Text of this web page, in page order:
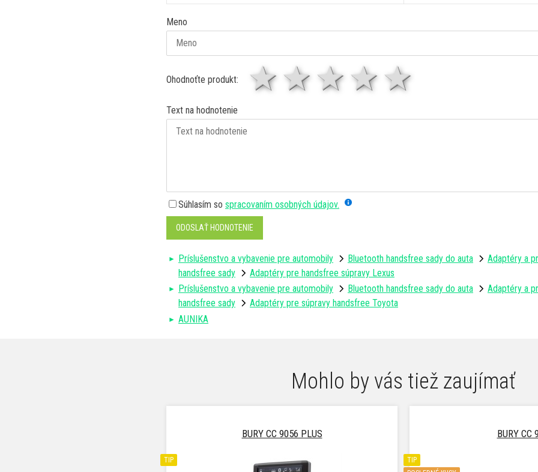
Meno
Ohodnoťte produkt: 4 hviezdy
3 hviezdy
2 hviezdy
1 hviezda
Text na hodnotenie
Súhlasím so spracovaním osobných údajov.
ODOSLAŤ HODNOTENIE
Príslušenstvo a vybavenie pre automobily Bluetooth handsfree sady do auta
Adaptéry a
handsfree sady
Adaptéry pre handsfree súpravy Lexus
Príslušenstvo a vybavenie pre automobily
Bluetooth handsfree sady do auta
Adaptéry a
handsfree sady
Adaptéry pre súpravy handsfree Toyota
AUNIKA
Mohlo by vás tiež zaujímať
BURY CC 9056 PLUS
TIP
BURY CC
TIP